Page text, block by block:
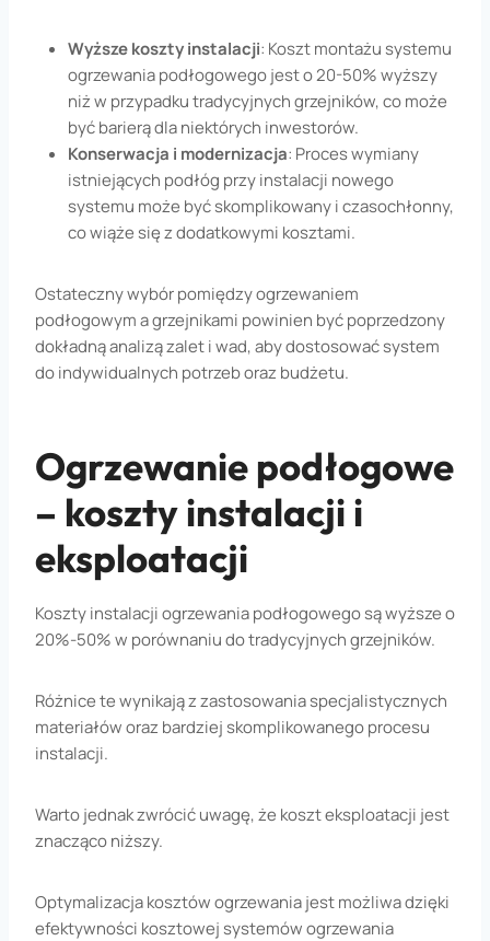
Wyższe koszty instalacji: Koszt montażu systemu
ogrzewania podłogowego jest o 20-50% wyższy
niż w przypadku tradycyjnych grzejników, co może
być barierą dla niektórych inwestorów.
Konserwacja i modernizacja: Proces wymiany
istniejących podłóg przy instalacji nowego
systemu może być skomplikowany i czasochłonny,
co wiąże się z dodatkowymi kosztami.
Ostateczny wybór pomiędzy ogrzewaniem
podłogowym a grzejnikami powinien być poprzedzony
dokładną analizą zalet i wad, aby dostosować system
do indywidualnych potrzeb oraz budżetu.
Ogrzewanie podłogowe
– koszty instalacji i
eksploatacji
Koszty instalacji ogrzewania podłogowego są wyższe o
20%-50% w porównaniu do tradycyjnych grzejników.
Różnice te wynikają z zastosowania specjalistycznych
materiałów oraz bardziej skomplikowanego procesu
instalacji.
Warto jednak zwrócić uwagę, że koszt eksploatacji jest
znacząco niższy.
Optymalizacja kosztów ogrzewania jest możliwa dzięki
efektywności kosztowej systemów ogrzewania